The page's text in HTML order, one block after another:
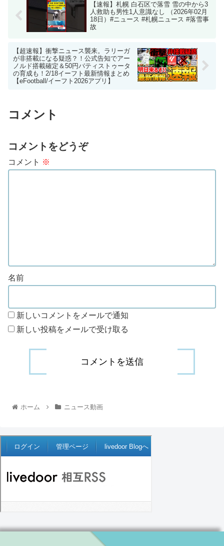
【速報】札幌 白石区で落雪 雪の中から3
人救助も男性1人意識なし （2026年02月
18日）#ニュース #札幌ニュース #落雪事
故
【超速報】衝撃ニュース襲来。ラリーガ
が非搭載になる疑惑？！公式告知でアー
ノルド搭載確定＆50円バティストゥータ
の育成も！2/18イーフト最新情報まとめ
【eFootball/イーフト2026アプリ】
コメント
コメントをどうぞ
コメント ※
名前
新しいコメントをメールで通知
新しい投稿をメールで受け取る
ホーム ニュース動画